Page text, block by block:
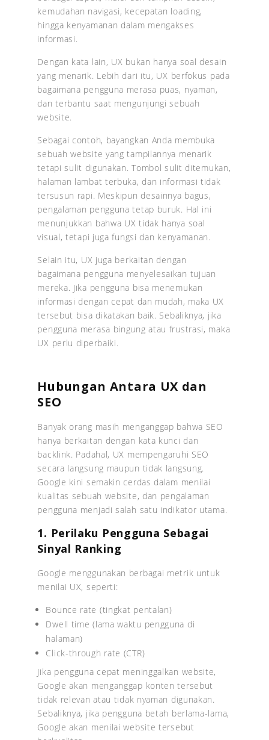
kemudahan navigasi, kecepatan loading,
hingga kenyamanan dalam mengakses
informasi.
Dengan kata lain, UX bukan hanya soal desain
yang menarik. Lebih dari itu, UX berfokus pada
bagaimana pengguna merasa puas, nyaman,
dan terbantu saat mengunjungi sebuah
website.
Sebagai contoh, bayangkan Anda membuka
sebuah website yang tampilannya menarik
tetapi sulit digunakan. Tombol sulit ditemukan,
halaman lambat terbuka, dan informasi tidak
tersusun rapi. Meskipun desainnya bagus,
pengalaman pengguna tetap buruk. Hal ini
menunjukkan bahwa UX tidak hanya soal
visual, tetapi juga fungsi dan kenyamanan.
Selain itu, UX juga berkaitan dengan
bagaimana pengguna menyelesaikan tujuan
mereka. Jika pengguna bisa menemukan
informasi dengan cepat dan mudah, maka UX
tersebut bisa dikatakan baik. Sebaliknya, jika
pengguna merasa bingung atau frustrasi, maka
UX perlu diperbaiki.
Hubungan Antara UX dan
SEO
Banyak orang masih menganggap bahwa SEO
hanya berkaitan dengan kata kunci dan
backlink. Padahal, UX mempengaruhi SEO
secara langsung maupun tidak langsung.
Google kini semakin cerdas dalam menilai
kualitas sebuah website, dan pengalaman
pengguna menjadi salah satu indikator utama.
1. Perilaku Pengguna Sebagai
Sinyal Ranking
Google menggunakan berbagai metrik untuk
menilai UX, seperti:
Bounce rate (tingkat pentalan)
Dwell time (lama waktu pengguna di
halaman)
Click-through rate (CTR)
Jika pengguna cepat meninggalkan website,
Google akan menganggap konten tersebut
tidak relevan atau tidak nyaman digunakan.
Sebaliknya, jika pengguna betah berlama-lama,
Google akan menilai website tersebut